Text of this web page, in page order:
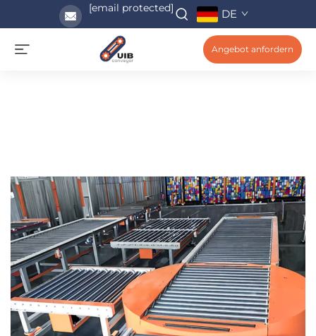
[email protected] DE
Angebot anfordern